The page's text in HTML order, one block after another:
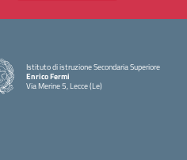
Istituto di istruzione Secondaria Superiore
Enrico Fermi
Via Merine 5, Lecce (Le)